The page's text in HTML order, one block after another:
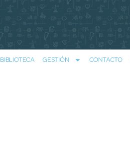
BIBLIOTECA GESTIÓN CONTACTO